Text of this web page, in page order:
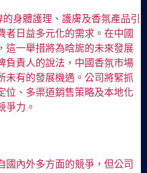
身體護理、護膚及香氛產品引
者日益多元化的需求。在中國
這一舉措將為晗旎的未來發展
負責人的說法，中國香氛市場
未有的發展機遇。公司將緊抓
位、多渠道銷售策略及本地化
爭力。
國內外多方面的競爭，但公司